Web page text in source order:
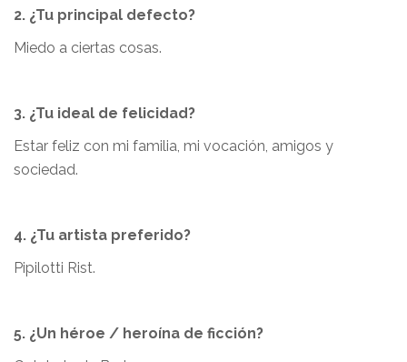
2. ¿Tu principal defecto?
Miedo a ciertas cosas.
3. ¿Tu ideal de felicidad?
Estar feliz con mi familia, mi vocación, amigos y
sociedad.
4. ¿Tu artista preferido?
Pipilotti Rist.
5. ¿Un héroe / heroína de ficción?